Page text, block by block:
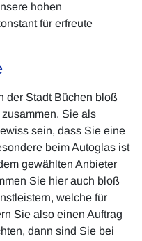
hohen
für erfreute
der Stadt Büchen bloß
Sie als
sein, dass Sie eine
beim Autoglas ist
gewählten Anbieter
Sie hier auch bloß
welche für
Sie also einen Auftrag
dann sind Sie bei